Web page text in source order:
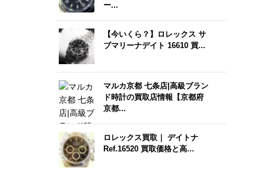
ー...
【今いくら？】ロレックス サ
ブマリーナデイト 16610 買...
マルカ京都 七条店|高級ブラン
ド時計の買取店情報【京都府
京都...
ロレックス買取｜ デイトナ
Ref.16520 買取価格と高...